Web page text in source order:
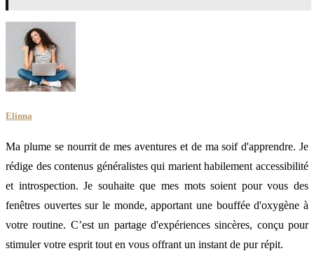
Elinna
Ma plume se nourrit de mes aventures et de ma soif d'apprendre. Je
rédige des contenus généralistes qui marient habilement accessibilité
et introspection. Je souhaite que mes mots soient pour vous des
fenêtres ouvertes sur le monde, apportant une bouffée d'oxygène à
votre routine. C’est un partage d'expériences sincères, conçu pour
stimuler votre esprit tout en vous offrant un instant de pur répit.